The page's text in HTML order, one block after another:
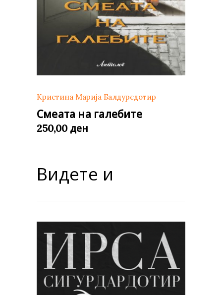
Кристина Марија Балдурсдотир
Смеата на галебите
250,00 ден
Видете и